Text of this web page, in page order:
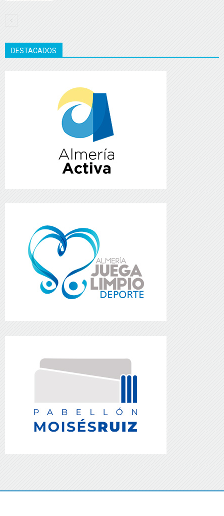
DESTACADOS